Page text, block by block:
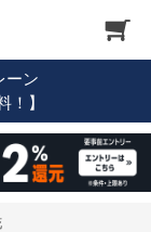
ーン
！】